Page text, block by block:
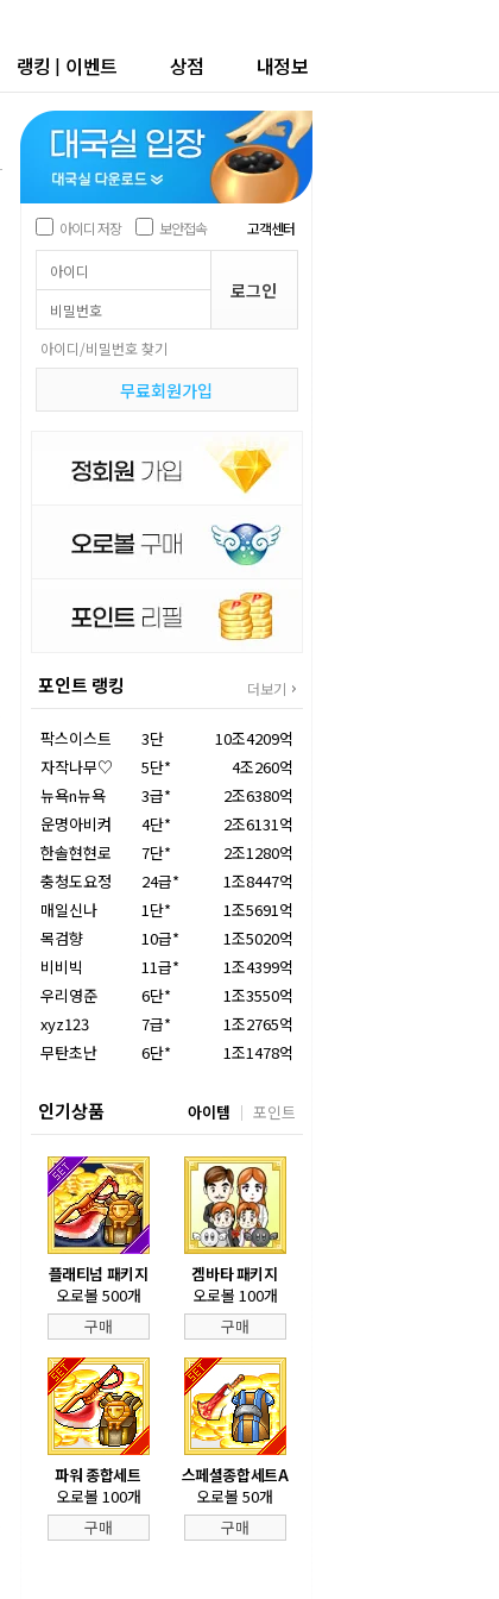
랭킹 | 이벤트 상점 내정보
아이디 저장 보안접속 고객센터
아이디/비밀번호 찾기
무료회원가입
포인트 랭킹 더보기
팍스이스트 3단
10조4209억
자작나무♡
5단*
4조260억
뉴욕n뉴욕
3급*
2조6380억
운명아비켜
4단*
2조6131억
한솔현현로
7단*
2조1280억
충청도요정
24급*
1조8447억
매일신나
1단*
1조5691억
목검향
10급*
1조5020억
비비빅
11급*
1조4399억
우리영준
6단*
1조3550억
xyz123
7급*
1조2765억
무탄초난
6단* 1조1478억
인기상품 아이템 포인트
플래티넘 패키지
오로볼 500개
구매
겜바타 패키지
오로볼 100개
구매
파워 종합세트
오로볼 100개
구매
스페셜종합세트A
오로볼 50개
구매